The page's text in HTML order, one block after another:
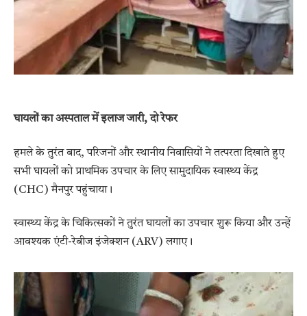
घायलों का अस्पताल में इलाज जारी, दो रेफर
हमले के तुरंत बाद, परिजनों और स्थानीय निवासियों ने तत्परता दिखाते हुए
सभी घायलों को प्राथमिक उपचार के लिए सामुदायिक स्वास्थ्य केंद्र
(CHC) मैनपुर पहुंचाया।
स्वास्थ्य केंद्र के चिकित्सकों ने तुरंत घायलों का उपचार शुरू किया और उन्हें
आवश्यक एंटी-रेबीज इंजेक्शन (ARV) लगाए।